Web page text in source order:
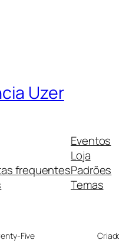
Uzer
frequentes
Eventos
Loja
Padrões
Temas
Five